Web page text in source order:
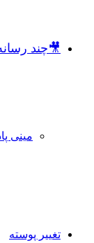
🎥چند
مینی
تغییر پوسته